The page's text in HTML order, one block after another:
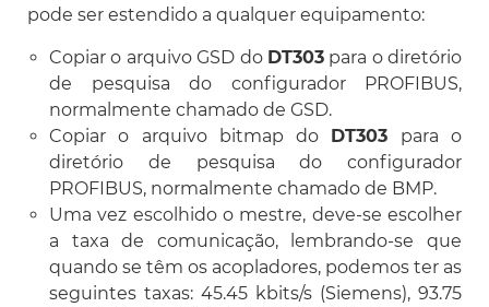
pode ser estendido a qualquer equipamento:
Copiar o arquivo GSD do DT303para o diretório
de pesquisa do configurador PROFIBUS,
normalmente chamado de GSD.
Copiar o arquivo bitmap do DT303 para o
diretório de pesquisa do configurador
PROFIBUS, normalmente chamado de BMP.
Uma vez escolhido o mestre, deve-se escolher
a taxa de comunicação, lembrando-se que
quando se têm os acopladores, podemos ter as
seguintes taxas: 45.45 kbits/s (Siemens), 93.75